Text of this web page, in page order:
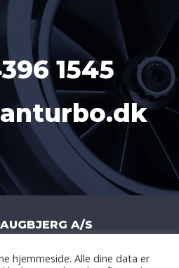
1545
A/S
S | LITERBUEN 11J |
hjemmeside. Alle dine data er